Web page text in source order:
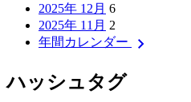
2025年 12月 6
2025年 11月 2
年間カレンダー
chevron_right
ハッシュタグ